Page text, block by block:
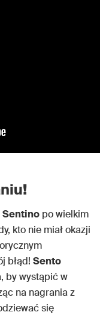
Sentino po wielkim
kto nie miał okazji
błąd! Sento
by wystąpić w
na nagrania z
się